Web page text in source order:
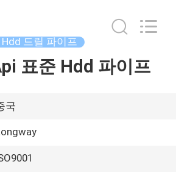
Hdd 드릴 파이프
표준 Hdd 파이프
국